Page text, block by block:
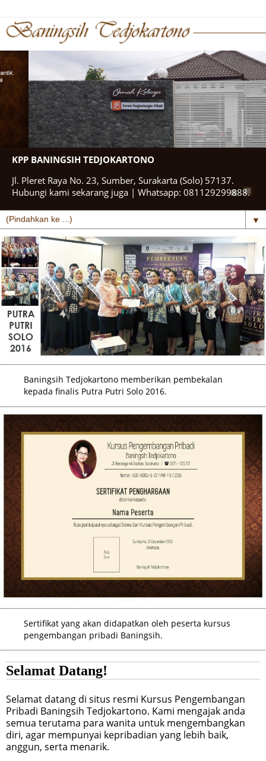
KPP BANINGSIH TEDJOKARTONO
Jl. Pleret Raya No. 23, Sumber, Surakarta (Solo) 57137.
Hubungi kami sekarang juga | Whatsapp: 081129299888.
▼
Baningsih Tedjokartono memberikan pembekalan
kepada finalis Putra Putri Solo 2016.
Sertifikat yang akan didapatkan oleh peserta kursus
pengembangan pribadi Baningsih.
Selamat Datang!
Selamat datang di situs resmi Kursus Pengembangan
Pribadi Baningsih Tedjokartono. Kami mengajak anda
semua terutama para wanita untuk mengembangkan
diri, agar mempunyai kepribadian yang lebih baik,
anggun, serta menarik.